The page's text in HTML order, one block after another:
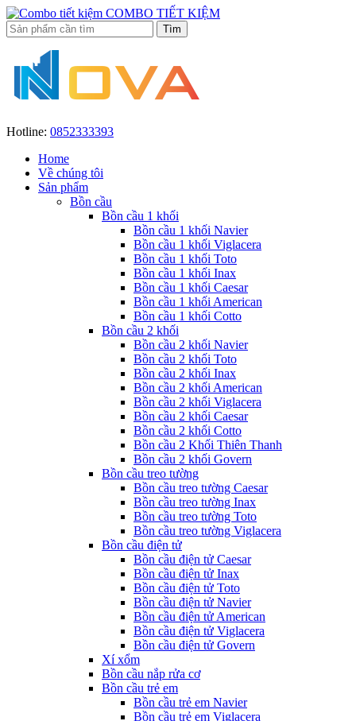
COMBO TIẾT KIỆM
Hotline: 0852333393
Home
Về chúng tôi
Sản phẩm
Bồn cầu
Bồn cầu 1 khối
Bồn cầu 1 khối Navier
Bồn cầu 1 khối Viglacera
Bồn cầu 1 khối Toto
Bồn cầu 1 khối Inax
Bồn cầu 1 khối Caesar
Bồn cầu 1 khối American
Bồn cầu 1 khối Cotto
Bồn cầu 2 khối
Bồn cầu 2 khối Navier
Bồn cầu 2 khối Toto
Bồn cầu 2 khối Inax
Bồn cầu 2 khối American
Bồn cầu 2 khối Viglacera
Bồn cầu 2 khối Caesar
Bồn cầu 2 khối Cotto
Bồn cầu 2 Khối Thiên Thanh
Bồn cầu 2 khối Govern
Bồn cầu treo tường
Bồn cầu treo tường Caesar
Bồn cầu treo tường Inax
Bồn cầu treo tường Toto
Bồn cầu treo tường Viglacera
Bồn cầu điện tử
Bồn cầu điện tử Caesar
Bồn cầu điện tử Inax
Bồn cầu điện tử Toto
Bồn cầu điện tử Navier
Bồn cầu điện tử American
Bồn cầu điện tử Viglacera
Bồn cầu điện tử Govern
Xí xổm
Bồn cầu nắp rửa cơ
Bồn cầu trẻ em
Bồn cầu trẻ em Navier
Bồn cầu trẻ em Viglacera